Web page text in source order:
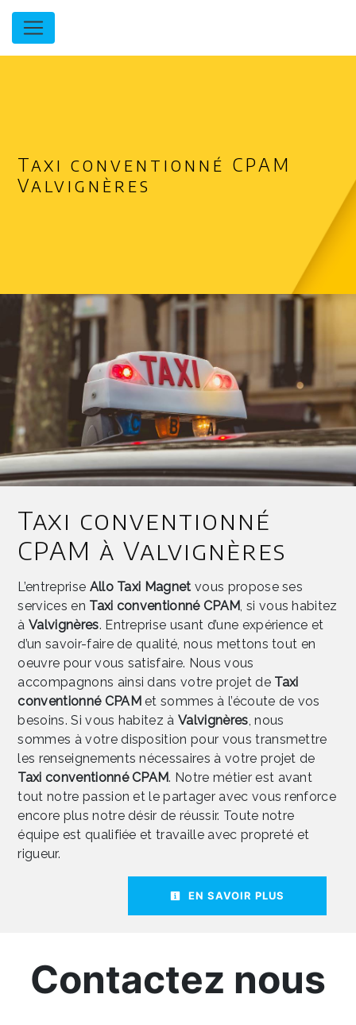
Panneau de gestion des cookies
Taxi conventionné CPAM
Valvignères
Taxi conventionné
CPAM à Valvignères
L’entreprise Allo Taxi Magnet vous propose ses
services en Taxi conventionné CPAM , si vous habitez
àValvignères. Entreprise usant d’une expérience et
d’un savoir-faire de qualité, nous mettons tout en
oeuvre pour vous satisfaire. Nous vous
accompagnons ainsi dans votre projet de Taxi
conventionné CPAMet sommes à l’écoute de vos
besoins. Si vous habitez àValvignères , nous
sommes à votre disposition pour vous transmettre
les renseignements nécessaires à votre projet de
Taxi conventionné CPAM. Notre métier est avant
tout notre passion et le partager avec vous renforce
encore plus notre désir de réussir. Toute notre
équipe est qualifiée et travaille avec propreté et
rigueur.
EN SAVOIR PLUS
Contactez nous